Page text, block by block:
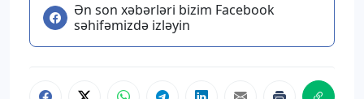
Ən son xəbərləri bizim Facebook
səhifəmizdə izləyin